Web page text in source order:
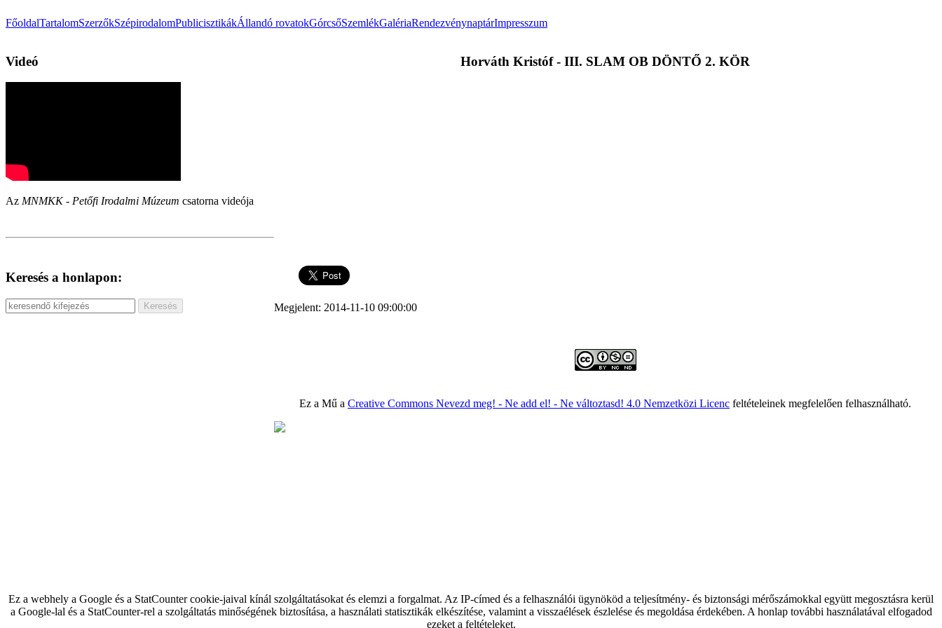
FőoldalTartalomSzerzőkSzépirodalomPublicisztikákÁllandó rovatokGórcsőSzemlékGalériaRendezvénynaptárImpresszum
Videó
Az MNMKK - Petőfi Irodalmi Múzeum csatorna videója
Keresés a honlapon:
Horváth Kristóf - III. SLAM OB DÖNTŐ 2. KÖR
Megjelent: 2014-11-10 09:00:00
Ez a Mű a Creative Commons Nevezd meg! - Ne add el! - Ne változtasd! 4.0 Nemzetközi Licenc feltételeinek megfelelően felhasználható.
Ez a webhely a Google és a StatCounter cookie-jaival kínál szolgáltatásokat és elemzi a forgalmat. Az IP-címed és a felhasználói ügynököd a teljesítmény- és biztonsági mérőszámokkal együtt megosztásra kerül
a Google-lal és a StatCounter-rel a szolgáltatás minőségének biztosítása, a használati statisztikák elkészítése, valamint a visszaélések észlelése és megoldása érdekében. A honlap további használatával elfogadod
ezeket a feltételeket.